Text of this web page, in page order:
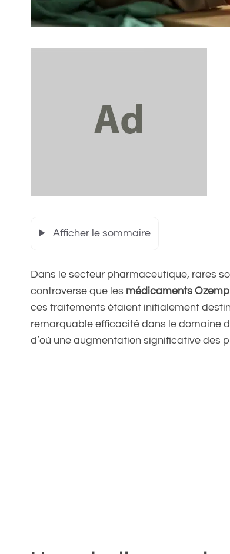
Afficher le sommaire
Dans le secteur pharmaceutique, rares
controverse que les médicaments
ces traitements étaient initialement
remarquable efficacité dans le domaine
d’où une augmentation significative des